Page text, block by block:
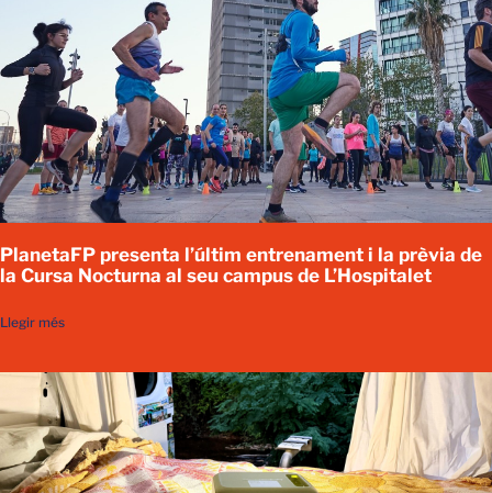
PlanetaFP presenta l’últim entrenament i la prèvia de
la Cursa Nocturna al seu campus de L’Hospitalet
Llegir més